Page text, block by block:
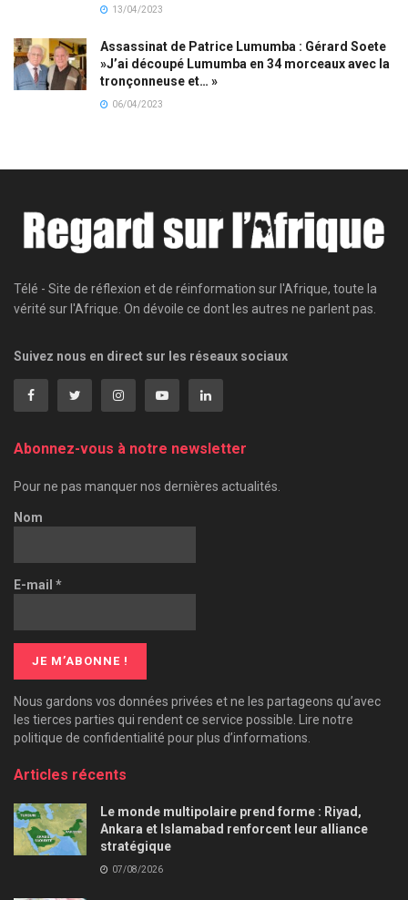
13/04/2023
Assassinat de Patrice Lumumba : Gérard Soete
»J’ai découpé Lumumba en 34 morceaux avec la
tronçonneuse et… »
06/04/2023
Télé - Site de réflexion et de réinformation sur l'Afrique, toute la
vérité sur l'Afrique. On dévoile ce dont les autres ne parlent pas.
Suivez nous en direct sur les réseaux sociaux
Abonnez-vous à notre newsletter
Pour ne pas manquer nos dernières actualités.
Nom
E-mail *
Nous gardons vos données privées et ne les partageons qu’avec
les tierces parties qui rendent ce service possible. Lire notre
politique de confidentialité pour plus d’informations.
Articles récents
Le monde multipolaire prend forme : Riyad,
Ankara et Islamabad renforcent leur alliance
stratégique
07/08/2026